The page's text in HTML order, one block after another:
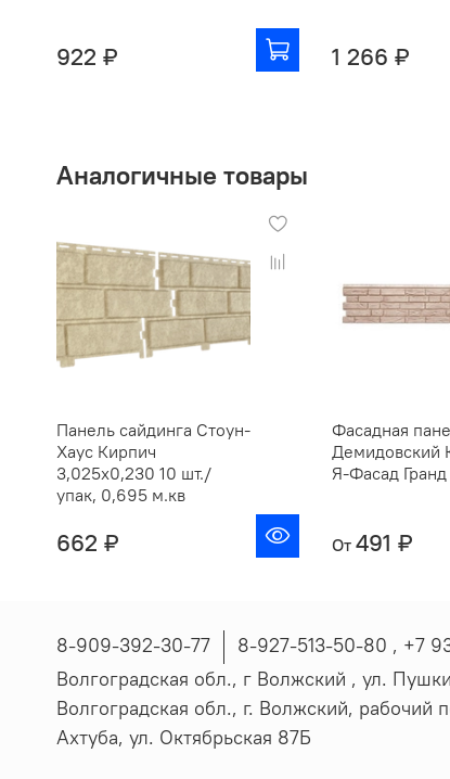
922 ₽ 1 266 ₽
Аналогичные товары
Панель сайдинга Стоун-
Хаус Кирпич
3,025х0,230 10 шт./
упак, 0,695 м.кв
662 ₽
Фасадная
Демидовский
Я-Фасад
От 491 ₽
8-909-392-30-77
8-927-513-50-80 , ‪+7
Волгоградская обл., г Волжский , ул.
Волгоградская обл., г. Волжский, рабочий
Ахтуба, ул. Октябрьская 87Б